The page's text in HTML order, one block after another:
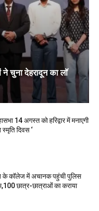
चुना देहरादून का लाॅ
14 अगस्त को हरिद्वार में मनाएगी
स्मृति दिवस ‘
के कॉलेज में अचानक पहुंची पुलिस
छात्र-छात्राओं का कराया